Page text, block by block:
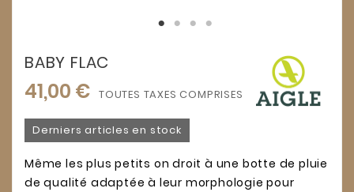
BABY FLAC
41,00 € TOUTES TAXES COMPRISES
Derniers articles en stock
Même les plus petits on droit à une botte de pluie
de qualité adaptée à leur morphologie pour